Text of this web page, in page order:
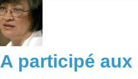
A participé